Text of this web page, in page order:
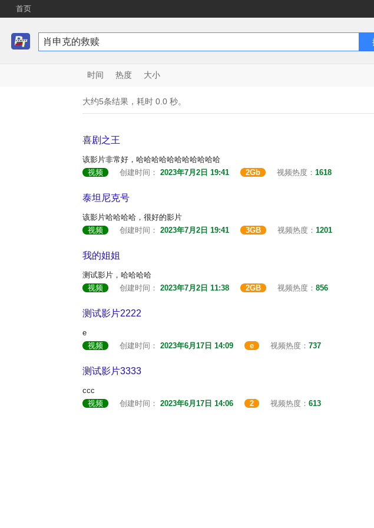
首页
时间 热度 大小
大约5条结果，耗时 0.0 秒。
喜剧之王
该影片非常好，哈哈哈哈哈哈哈哈哈哈哈
视频
创建时间： 2023年7月2日 19:41 2Gb 视频热度： 1618
泰坦尼克号
该影片哈哈哈哈，很好的影片
视频
创建时间： 2023年7月2日 19:41 3GB 视频热度： 1201
我的姐姐
测试影片，哈哈哈哈
视频
创建时间： 2023年7月2日 11:38 2GB 视频热度： 856
测试影片2222
e
视频
创建时间： 2023年6月17日 14:09 e 视频热度： 737
测试影片3333
ccc
视频
创建时间： 2023年6月17日 14:06 2 视频热度： 613